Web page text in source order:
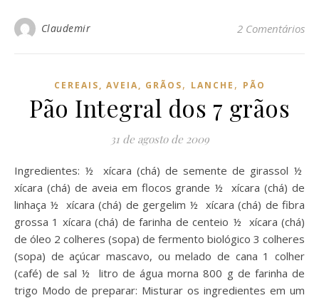
Claudemir 2 Comentários
CEREAIS, AVEIA, GRÃOS, LANCHE , PÃO
Pão Integral dos 7 grãos
31 de agosto de 2009
Ingredientes: ½ xícara (chá) de semente de girassol ½
xícara (chá) de aveia em flocos grande ½ xícara (chá) de
linhaça ½ xícara (chá) de gergelim ½ xícara (chá) de fibra
grossa 1 xícara (chá) de farinha de centeio ½ xícara (chá)
de óleo 2 colheres (sopa) de fermento biológico 3 colheres
(sopa) de açúcar mascavo, ou melado de cana 1 colher
(café) de sal ½ litro de água morna 800 g de farinha de
trigo Modo de preparar: Misturar os ingredientes em um